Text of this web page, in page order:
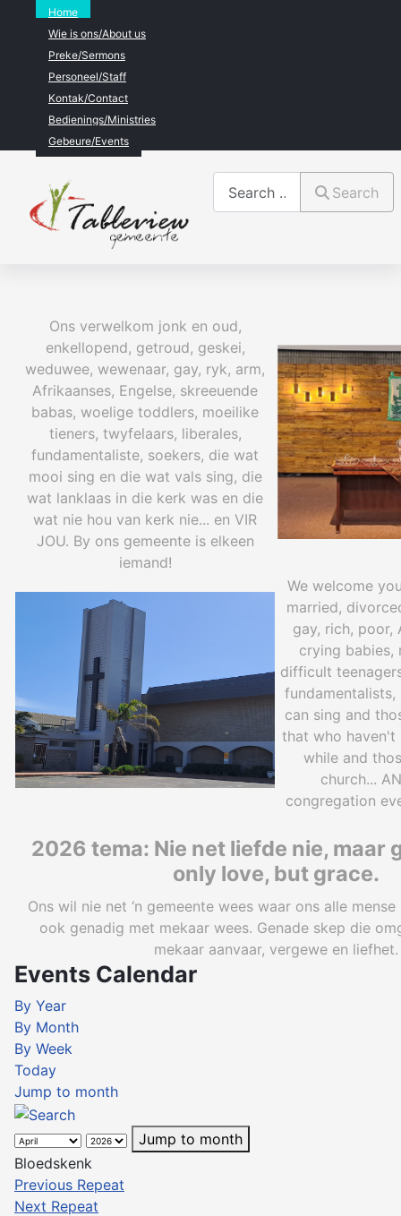
Home
Wie is ons/About us
Preke/Sermons
Personeel/Staff
Kontak/Contact
Bedienings/Ministries
Gebeure/Events
Search
Ons verwelkom jonk en oud,
enkellopend, getroud, geskei,
weduwee, wewenaar, gay, ryk, arm,
Afrikaanses, Engelse, skreeuende
babas, woelige toddlers, moeilike
tieners, twyfelaars, liberales,
fundamentaliste, soekers, die wat
mooi sing en die wat vals sing, die
wat lanklaas in die kerk was en die
wat nie hou van kerk nie... en VIR
JOU. By ons gemeente is elkeen
iemand!
We welcome
married,
gay, rich, poor,
crying babies,
difficult
can sing and
that who haven't
while and
church...
congregation
2026 tema: Nie net liefde nie, maar
only love, but grace.
Ons wil nie net ‘n gemeente wees waar ons alle
ook genadig met mekaar wees. Genade skep die
mekaar aanvaar, vergewe en liefhet.
Events Calendar
By Year
By Month
By Week
Today
Jump to month
Jump to month
Bloedskenk
Previous Repeat
Next Repeat